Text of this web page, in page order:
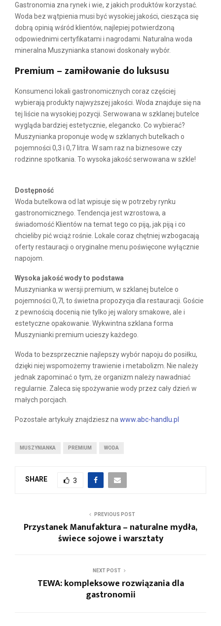
Gastronomia zna rynek i wie, z jakich produktów korzystać.
Woda bez wątpienia musi być wysokiej jakości, ciesząca się
dobrą opinią wśród klientów, najlepiej potwierdzoną
odpowiednimi certyfikatami i nagrodami. Naturalna woda
mineralna Muszynianka stanowi doskonały wybór.
Premium – zamiłowanie do luksusu
Konsumenci lokali gastronomicznych coraz częściej
wybierają produkty najwyższej jakości. Woda znajduje się na
tej liście na wysokiej pozycji. Serwowana w szklanej butelce
wygląda bardziej estetycznie, elegancko. Co wybierać?
Muszynianka proponuje wodę w szklanych butelkach o
pojemności 0,3 i 0,7 litra. W sam raz na biznesowe czy
rodzinne spotkania. To wysoka jakość serwowana w szkle!
Dostępność
Woda butelkowa od lat wpisuje się w potrzeby rynku
gastronomicznego. Tendencja jest wzrostowa, a
świadomość Klientów na temat tego co piją, jak piją i co
chcieliby pić wciąż rośnie. Lokale coraz chętniej wzbogacają
oferty restauracji o oryginalne menu poświęcone wyłącznie
napojom.
Wysoka jakość wody to podstawa
Muszynianka w wersji premium, w szklanej butelce o
pojemności 0,7l, to świetna propozycja dla restauracji. Goście
z pewnością docenią nie tylko jej walory smakowe, ale i
estetyczne opakowanie. Wykwintna szklana forma
Muszynianki premium ucieszy każdego.
Woda to bezsprzecznie najlepszy wybór napoju do posiłku,
dzięki niej wspomożemy trawienie i metabolizm. Nie należy
jednak zapominać o tym, że organizm należy nawadniać
regularnie. Zaleca się spożywanie wody przez cały dzień w
małych porcjach.
Pozostałe artykuły znajdziesz na www.abc-handlu.pl
MUSZYNIANKA PREMIUM WODA
SHARE 3
PREVIOUS POST
Przystanek Manufaktura – naturalne mydła,
świece sojowe i warsztaty
NEXT POST
TEWA: kompleksowe rozwiązania dla
gastronomii